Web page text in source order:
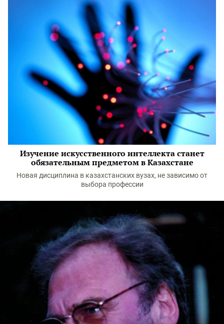
Изучение искусственного интеллекта станет
обязательным предметом в Казахстане
Новая дисциплина в казахстанских вузах, не зависимо от
выбора профессии